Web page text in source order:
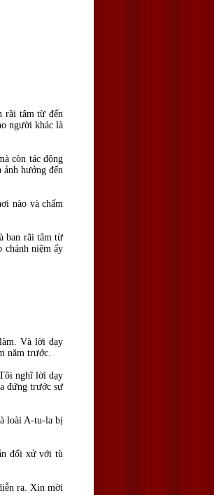
rãi tâm từ đến
người khác là
còn tác động
hưởng đến
nào và chấm
ban rãi tâm từ
chánh niệm ấy
Và lời dạy
năm trước.
nghĩ lời dạy
đứng trước sự
loài A-tu-la bị
đối xử với tù
ra. Xin mời